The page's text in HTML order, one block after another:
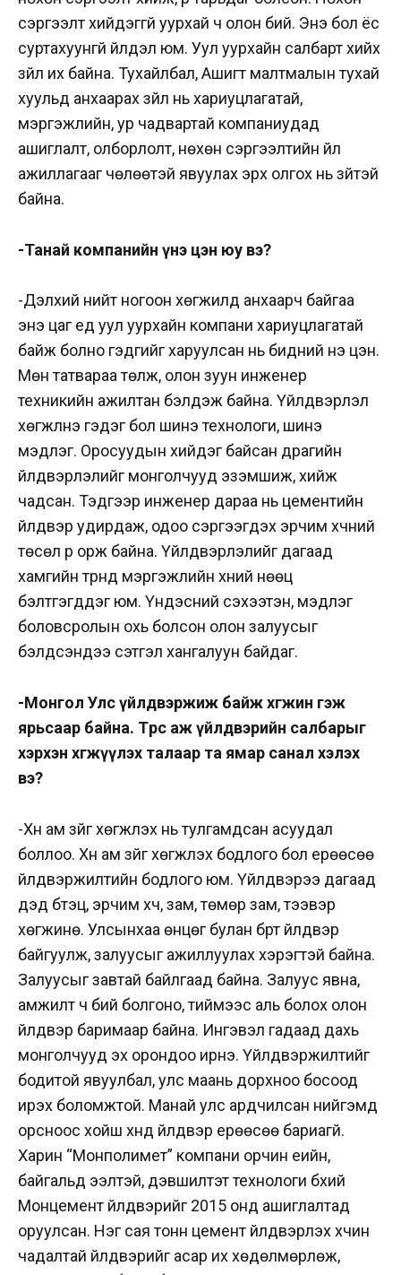
сэргээлт хийдэггүй уурхай ч олон бий. Энэ бол ёс
суртахуунгүй үйлдэл юм. Уул уурхайн салбарт хийх
зүйл их байна. Тухайлбал, Ашигт малтмалын тухай
хуульд анхаарах зүйл нь хариуцлагатай,
мэргэжлийн, ур чадвартай компаниудад
ашиглалт, олборлолт, нөхөн сэргээлтийн үйл
ажиллагааг чөлөөтэй явуулах эрх олгох нь зүйтэй
байна.
-Танай компанийн үнэ цэн юу вэ?
-Дэлхий нийт ногоон хөгжилд анхаарч байгаа
энэ цаг үед уул уурхайн компани хариуцлагатай
байж болно гэдгийг харуулсан нь бидний үнэ цэн.
Мөн татвараа төлж, олон зуун инженер
техникийн ажилтан бэлдэж байна. Үйлдвэрлэл
хөгжүүлнэ гэдэг бол шинэ технологи, шинэ
мэдлэг. Оросуудын хийдэг байсан драгийн
үйлдвэрлэлийг монголчууд эзэмшиж, хийж
чадсан. Тэдгээр инженер дараа нь цементийн
үйлдвэр удирдаж, одоо сэргээгдэх эрчим хүчний
төсөл рүү орж байна. Үйлдвэрлэлийг дагаад
хамгийн түрүүнд мэргэжлийн хүний нөөц
бэлтгэгддэг юм. Үндэсний сэхээтэн, мэдлэг
боловсролын охь болсон олон залуусыг
бэлдсэндээ сэтгэл хангалуун байдаг.
-Монгол Улс үйлдвэржиж байж хөгжинө гэж
ярьсаар байна. Төрөөс аж үйлдвэрийн салбарыг
хэрхэн хөгжүүлэх талаар та ямар санал хэлэх
вэ?
-Хүн ам зүйг хөгжүүлэх нь тулгамдсан асуудал
боллоо. Хүн ам зүйг хөгжүүлэх бодлого бол ерөөсөө
үйлдвэржилтийн бодлого юм. Үйлдвэрээ дагаад
дэд бүтэц, эрчим хүч, зам, төмөр зам, тээвэр
хөгжинө. Улсынхаа өнцөг булан бүрт үйлдвэр
байгуулж, залуусыг ажиллуулах хэрэгтэй байна.
Залуусыг завтай байлгаад байна. Залуус явна,
амжилт ч бий болгоно, тиймээс аль болох олон
үйлдвэр баримаар байна. Ингэвэл гадаад дахь
монголчууд эх орондоо ирнэ. Үйлдвэржилтийг
бодитой явуулбал, улс маань дорхноо босоод
ирэх боломжтой. Манай улс ардчилсан нийгэмд
орсноос хойш хүнд үйлдвэр ерөөсөө бариагүй.
Харин “Монполимет” компани орчин үеийн,
байгальд ээлтэй, дэвшилтэт технологи бүхий
Монцемент үйлдвэрийг 2015 онд ашиглалтад
оруулсан. Нэг сая тонн цемент үйлдвэрлэх хүчин
чадалтай үйлдвэрийг асар их хөдөлмөрлөж,